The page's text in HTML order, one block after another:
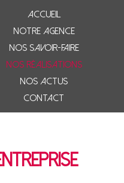
Accueil
Notre agence
Nos savoir-faire
Nos réalisations
Nos actus
Contact